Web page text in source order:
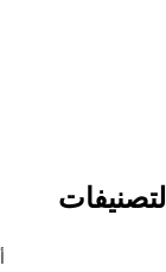
التصنيفات